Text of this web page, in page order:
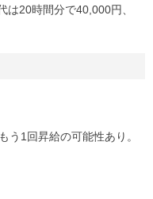
20時間分で40,000円、
1回昇給の可能性あり。